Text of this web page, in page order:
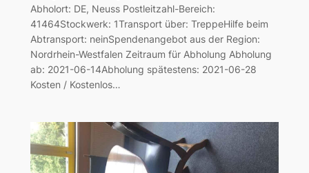
Abholort: DE, Neuss Postleitzahl-Bereich:
41464Stockwerk: 1Transport über: TreppeHilfe beim
Abtransport: neinSpendenangebot aus der Region:
Nordrhein-Westfalen Zeitraum für Abholung Abholung
ab: 2021-06-14Abholung spätestens: 2021-06-28
Kosten / Kostenlos…